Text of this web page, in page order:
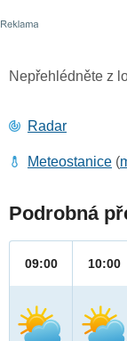
Nepřehlédněte z
Radar
Meteostanice (
Podrobná
09:00 10:00